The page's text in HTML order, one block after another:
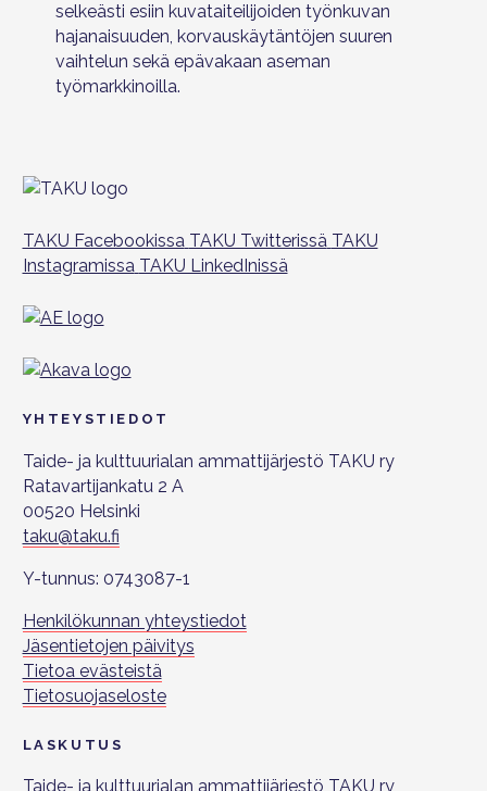
selkeästi esiin kuvataiteilijoiden työnkuvan
hajanaisuuden, korvauskäytäntöjen suuren
vaihtelun sekä epävakaan aseman
työmarkkinoilla.
TAKU Facebookissa TAKU Twitterissä TAKU
Instagramissa TAKU LinkedInissä
YHTEYSTIEDOT
Taide- ja kulttuurialan ammattijärjestö TAKU ry
Ratavartijankatu 2 A
00520 Helsinki
taku@taku.fi
Y-tunnus: 0743087-1
Henkilökunnan yhteystiedot
Jäsentietojen päivitys
Tietoa evästeistä
Tietosuojaseloste
LASKUTUS
Taide- ja kulttuurialan ammattijärjestö TAKU ry